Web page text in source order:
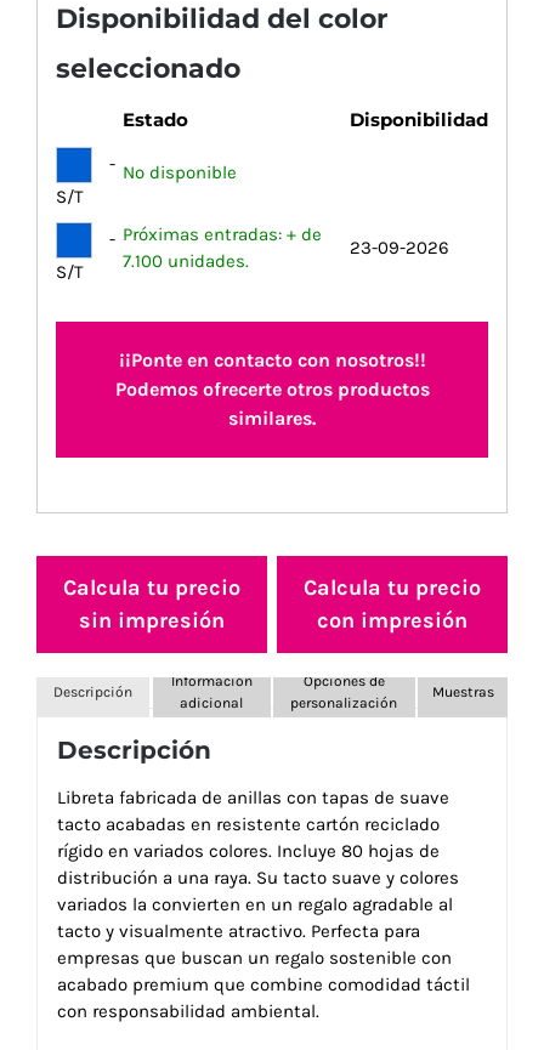
Disponibilidad del color
seleccionado
Estado Disponibilidad
-
S/T
No disponible
-
S/T
Próximas entradas: + de
7.100 unidades.
23-09-2026
¡¡Ponte en contacto con nosotros!!
Podemos ofrecerte otros productos
similares.
Calcula tu precio
sin impresión
Calcula tu precio
con impresión
Descripción
Información
adicional
Opciones de
personalización
Muestras
Descripción
Libreta fabricada de anillas con tapas de suave
tacto acabadas en resistente cartón reciclado
rígido en variados colores. Incluye 80 hojas de
distribución a una raya. Su tacto suave y colores
variados la convierten en un regalo agradable al
tacto y visualmente atractivo. Perfecta para
empresas que buscan un regalo sostenible con
acabado premium que combine comodidad táctil
con responsabilidad ambiental.